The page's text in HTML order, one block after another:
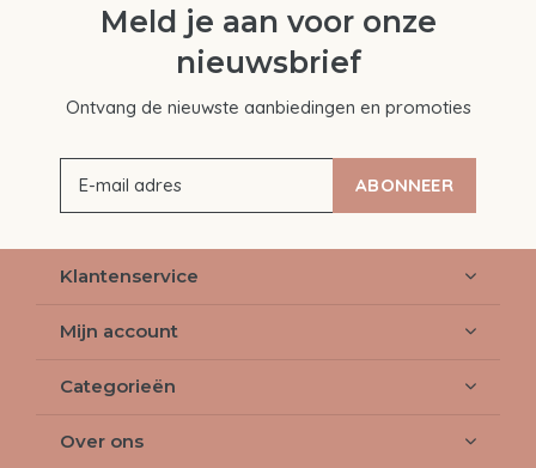
Meld je aan voor onze
nieuwsbrief
Ontvang de nieuwste aanbiedingen en promoties
ABONNEER
Klantenservice
Mijn account
Categorieën
Over ons